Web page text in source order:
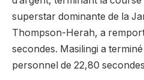
superstar dominante de la
Thompson-Herah, a
secondes. Masilingi a
personnel de 22,80